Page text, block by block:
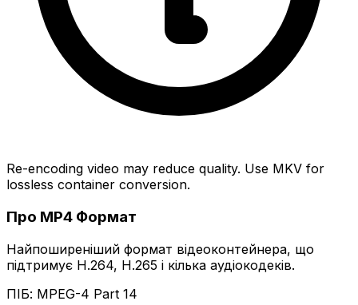
Re-encoding video may reduce quality. Use MKV for
lossless container conversion.
Про MP4 Формат
Найпоширеніший формат відеоконтейнера, що
підтримує H.264, H.265 і кілька аудіокодеків.
ПІБ: MPEG-4 Part 14